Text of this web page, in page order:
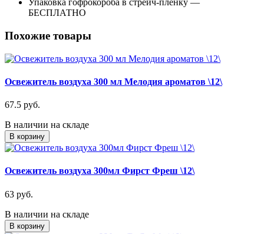
Упаковка гофрокороба в стрейч-пленку —
БЕСПЛАТНО
Похожие товары
Освежитель воздуха 300 мл Мелодия ароматов \12\
67.5 руб.
В наличии на складе
В корзину
Освежитель воздуха 300мл Фирст Фреш \12\
63 руб.
В наличии на складе
В корзину